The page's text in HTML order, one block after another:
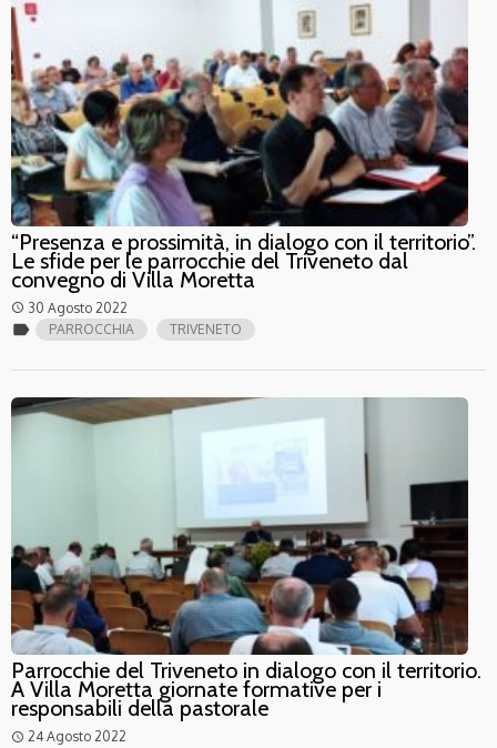
“Presenza e prossimità, in dialogo con il territorio”.
Le sfide per le parrocchie del Triveneto dal
convegno di Villa Moretta
access_time 30 Agosto 2022
label PARROCCHIA TRIVENETO
Parrocchie del Triveneto in dialogo con il territorio.
A Villa Moretta giornate formative per i
responsabili della pastorale
access_time 24 Agosto 2022